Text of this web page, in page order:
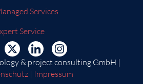
Services
Service
& project consulting GmbH |
| Impressum